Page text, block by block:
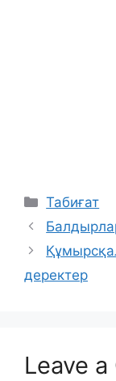
Categories
Табиғат
деректер
Leave